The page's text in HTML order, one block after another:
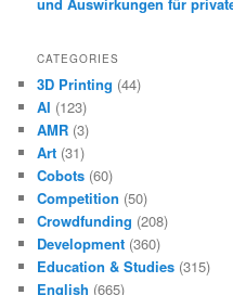
und Auswirkungen für
CATEGORIES
3D Printing (44)
AI (123)
AMR (3)
Art (31)
Cobots (60)
Competition (50)
Crowdfunding (208)
Development (360)
Education & Studies (315)
English (665)